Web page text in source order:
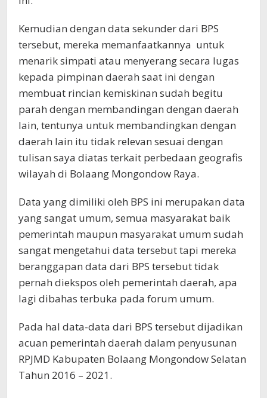
Kemudian dengan data sekunder dari BPS
tersebut, mereka memanfaatkannya untuk
menarik simpati atau menyerang secara lugas
kepada pimpinan daerah saat ini dengan
membuat rincian kemiskinan sudah begitu
parah dengan membandingan dengan daerah
lain, tentunya untuk membandingkan dengan
daerah lain itu tidak relevan sesuai dengan
tulisan saya diatas terkait perbedaan geografis
wilayah di Bolaang Mongondow Raya.
Data yang dimiliki oleh BPS ini merupakan data
yang sangat umum, semua masyarakat baik
pemerintah maupun masyarakat umum sudah
sangat mengetahui data tersebut tapi mereka
beranggapan data dari BPS tersebut tidak
pernah diekspos oleh pemerintah daerah, apa
lagi dibahas terbuka pada forum umum.
Pada hal data-data dari BPS tersebut dijadikan
acuan pemerintah daerah dalam penyusunan
RPJMD Kabupaten Bolaang Mongondow Selatan
Tahun 2016 – 2021.